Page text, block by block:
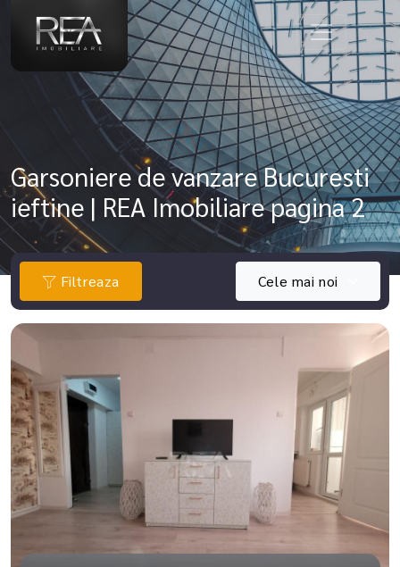
Garsoniere de vanzare Bucuresti
ieftine | REA Imobiliare pagina 2
Filtreaza Cele mai noi